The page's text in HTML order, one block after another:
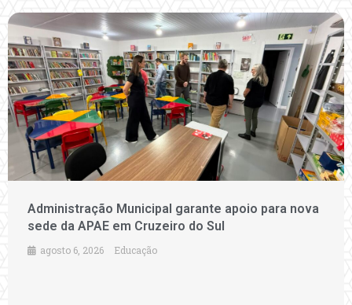
Administração Municipal garante apoio para nova
sede da APAE em Cruzeiro do Sul
agosto 6, 2026 Educação